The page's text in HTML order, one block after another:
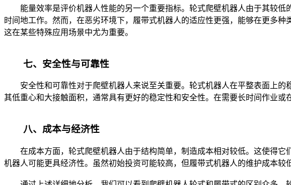
能量效率是评价机器人性能的另一个重要指标。轮式爬壁机器人由于其较低
时间地工作。然而，在恶劣环境下，履带式机器人的适应性更强，能够在更多
这在某些特殊应用场景中尤为重要。
七、安全性与可靠性
安全性和可靠性对于爬壁机器人来说至关重要。轮式机器人在平整表面上的
其低重心和大接触面积，通常具有更好的稳定性和安全性。在需要长时间作业或
八、成本与经济性
在成本方面，轮式爬壁机器人由于结构简单，制造成本相对较低。这使得它
机器人可能更具经济性。虽然初始投资可能较高，但履带式机器人的维护成本较